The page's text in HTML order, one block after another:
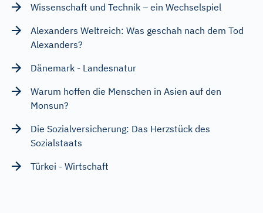
Wissenschaft und Technik – ein Wechselspiel
Alexanders Weltreich: Was geschah nach dem Tod
Alexanders?
Dänemark - Landesnatur
Warum hoffen die Menschen in Asien auf den
Monsun?
Die Sozialversicherung: Das Herzstück des
Sozialstaats
Türkei - Wirtschaft